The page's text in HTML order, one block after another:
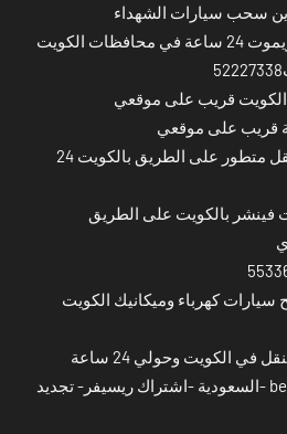
سحب سيارات الشهداء
الكويت
قريب على موقعي
قريب على موقعي
بنشر تصليح سيارات متنقل متطور على الطريق بالكويت 24
فينشر بالكويت على الطريق
سيارات كهرباء وميكانيك الكويت
في الكويت وحولي 24 ساعة
بي ان سبورت - bein sport -السعودية -اشتراك ريسيفر- تجديد